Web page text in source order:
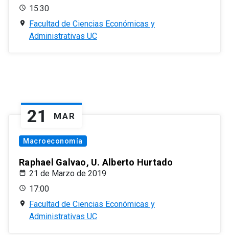
15:30
Facultad de Ciencias Económicas y
Administrativas UC
21 MAR
Macroeconomía
Raphael Galvao, U. Alberto Hurtado
21 de Marzo de 2019
17:00
Facultad de Ciencias Económicas y
Administrativas UC